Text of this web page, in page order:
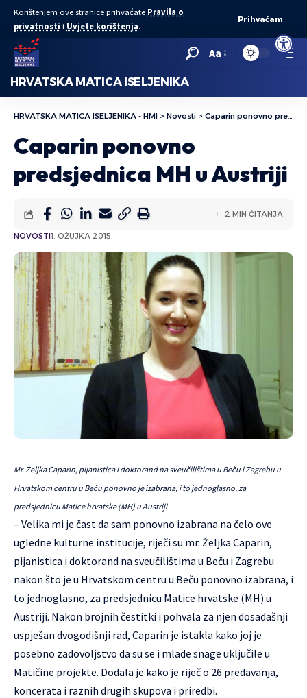
Open
Korištenjem ove stranice prihvaćate Pravila o
privatnosti i Uvjete korištenja.
Prihvaćam
Aa
HRVATSKA MATICA ISELJENIKA
HRVATSKA MATICA ISELJENIKA - HMI > Novosti > Caparin ponovno predsjednica MH u Austriji
Caparin ponovno
predsjednica MH u Austriji
NOVOSTI1. OŽUJKA 2015.
2 MIN ČITANJA
Mr. Željka Caparin, pijanistica i doktorand na sveučilištima u Beču i Zagrebu u
Hrvatskom centru u Beču ponovno je izabrana, i to jednoglasno, za
predsjednicu Matice hrvatske (MH) u Austriji
– Velika mi je čast da sam ponovno izabrana na čelo ove
ugledne kulturne institucije, riječi su mr. Željka Caparin,
pijanistica i doktorand na sveučilištima u Beču i Zagrebu
nakon što je u Hrvatskom centru u Beču ponovno izabrana, i
to jednoglasno, za predsjednicu Matice hrvatske (MH) u
Austriji. Nakon brojnih čestitki i pohvala za njen dosadašnji
uspješan dvogodišnji rad, Caparin je istakla kako joj je
posebno zadovoljstvo da su se i mlade snage uključile u
Matičine projekte. Dodala je kako je riječ o 26 predavanja,
koncerata i raznih drugih skupova i priredbi.